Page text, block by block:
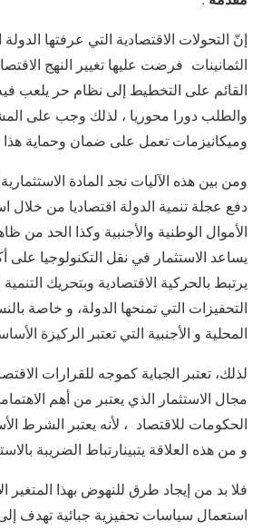
إنّ التحولات الاقتصادية التي عرفتها
الثمانينات فرضت عليها تغيير النهج
القائم على التخطيط إلى نظام حر يلعب
والطلب دورا محوريا ، لذلك وجب على
وميكانيزمات تعمل على ضمان وحماية هذا
ومن بين هذه الآليات نجد المادة
دفع عجلة تنمية الدولة اقتصاديا من
الأموال الوطنية والأجنبية وكذا الحد من
يساعد الاستثمار في نقل التكنولوجيا على
يرتبط بالحركية الاقتصادية وبتحريك
التحفيزات التي تمنحها الدولة، و خاصة
المحلية و الأجنبية التي تعتبر الركيزة
لذلك، تعتبر الجباية كموجه للقرارات
مجال الاستثمار الذي يعتبر من أهم
الحكومات للاقتصاد ، لأنه يعتبر الشرط
و من هذه العلاقة يتبينارتباط الضريبة
فلا بد من إيجاد طرق للنهوض بهذا
استعمال سياسات تحفيزية جبائية تهدف